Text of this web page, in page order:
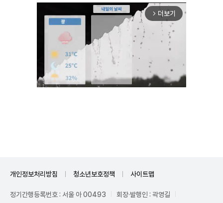
arrow_forward_ios 더보기
개인정보처리방침 청소년보호정책 사이트맵
정기간행등록번호 : 서울 아 00493 회장·발행인 : 곽영길